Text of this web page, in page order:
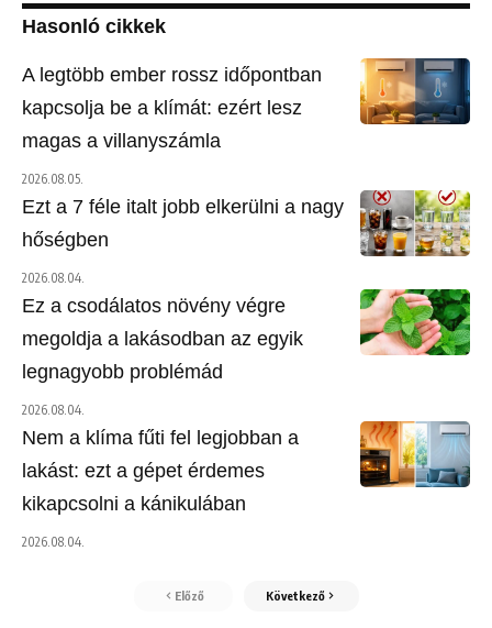
Hasonló cikkek
A legtöbb ember rossz időpontban
kapcsolja be a klímát: ezért lesz
magas a villanyszámla
2026.08.05.
Ezt a 7 féle italt jobb elkerülni a nagy
hőségben
2026.08.04.
Ez a csodálatos növény végre
megoldja a lakásodban az egyik
legnagyobb problémád
2026.08.04.
Nem a klíma fűti fel legjobban a
lakást: ezt a gépet érdemes
kikapcsolni a kánikulában
2026.08.04.
Előző Következő